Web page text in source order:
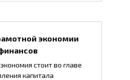
экономии
стоит во главе
капитала